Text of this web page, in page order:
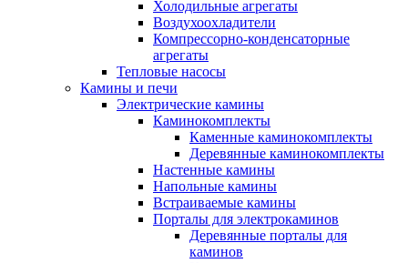
Холодильные агрегаты
Воздухоохладители
Компрессорно-конденсаторные
агрегаты
Тепловые насосы
Камины и печи
Электрические камины
Каминокомплекты
Каменные каминокомплекты
Деревянные каминокомплекты
Настенные камины
Напольные камины
Встраиваемые камины
Порталы для электрокаминов
Деревянные порталы для
каминов